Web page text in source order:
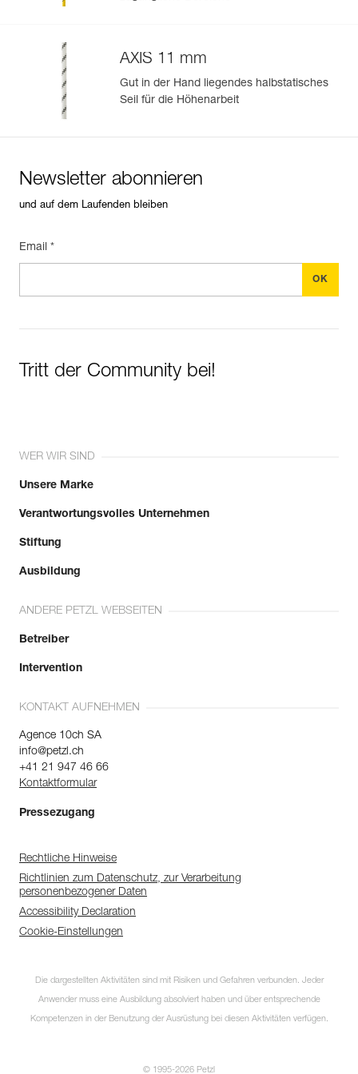
AXIS 11 mm
Gut in der Hand liegendes halbstatisches
Seil für die Höhenarbeit
Newsletter abonnieren
und auf dem Laufenden bleiben
Email *
Tritt der Community bei!
WER WIR SIND
Unsere Marke
Verantwortungsvolles Unternehmen
Stiftung
Ausbildung
ANDERE PETZL WEBSEITEN
Betreiber
Intervention
KONTAKT AUFNEHMEN
Agence 10ch SA
info@petzl.ch
+41 21 947 46 66
Kontaktformular
Pressezugang
Rechtliche Hinweise
Richtlinien zum Datenschutz, zur Verarbeitung
personenbezogener Daten
Accessibility Declaration
Cookie-Einstellungen
Die dargestellten Aktivitäten sind mit Risiken und Gefahren verbunden. Jeder
Anwender muss eine Ausbildung absolviert haben und über entsprechende
Kompetenzen in der Benutzung der Ausrüstung bei diesen Aktivitäten verfügen.
© 1995-2026 Petzl